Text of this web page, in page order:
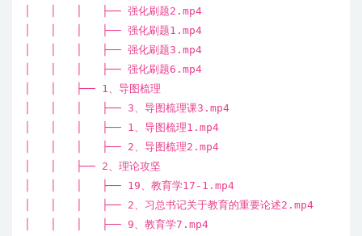
│ │ │ ├── 强化刷题2.mp4
│ │ │ ├── 强化刷题1.mp4
│ │ │ ├── 强化刷题3.mp4
│ │ │ ├── 强化刷题6.mp4
│ │ ├── 1、导图梳理
│ │ │ ├── 3、导图梳理课3.mp4
│ │ │ ├── 1、导图梳理1.mp4
│ │ │ ├── 2、导图梳理2.mp4
│ │ ├── 2、理论攻坚
│ │ │ ├── 19、教育学17-1.mp4
│ │ │ ├── 2、习总书记关于教育的重要论述2.mp4
│ │ │ ├── 9、教育学7.mp4